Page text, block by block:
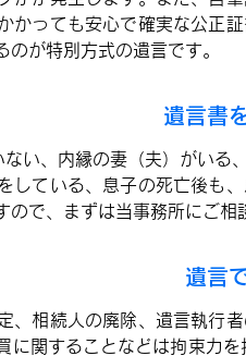
かっても安心で確実な公正
が特別方式の遺言です。
遺言書
い、内縁の妻（夫）がいる、
している、息子の死亡後も
で、まずは当事務所にご相
遺言
、相続人の廃除、遺言執行
に関することなどは拘束力